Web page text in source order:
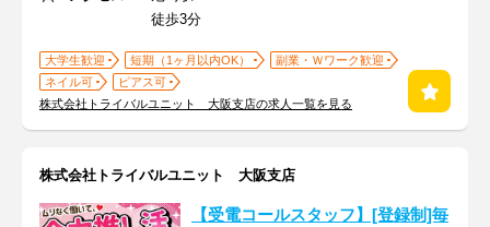
徒歩3分
大学生歓迎 短期（1ヶ月以内OK）
副業・Ｗワーク歓迎
ネイル可
ピアス可
株式会社トライバルユニット 大阪支店の求人一覧を見る
株式会社トライバルユニット 大阪支店
【受電コールスタッフ】[登録制]毎